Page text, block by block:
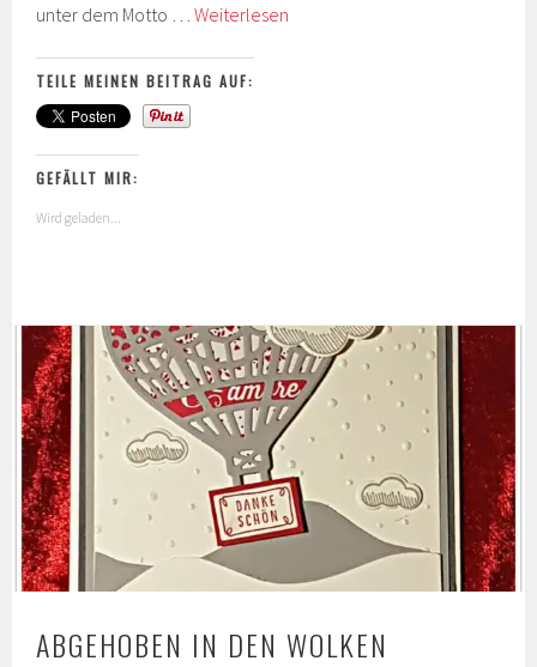
unter dem Motto …Weiterlesen
–
Stempelsets
und
Designpapier
TEILE MEINEN BEITRAG AUF:
GEFÄLLT MIR:
Wird geladen...
ABGEHOBEN IN DEN WOLKEN